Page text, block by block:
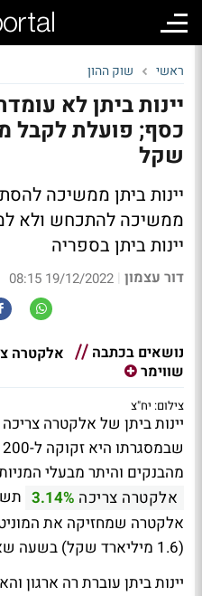
ראשי שוק ההון
יינות ביתן לא
שקל
יינות ביתן ממשיכה
ממשיכה להתכחש ולא
יינות ביתן בספריה
דור עצמון |
19/12/2022 08:15
נושאים בכתבה אלקטרה
שווימר
צילום: יח"צ
יינות ביתן של אלקטרה
מהבנקים והיתר מבעלי
אלקטרה צריכה 3.14%
אלקטרה שמחזיקה את
(1.6 מיליארד שקל) בשעה שאין לה כסף.
יינות ביתן עוברת רה ארגון